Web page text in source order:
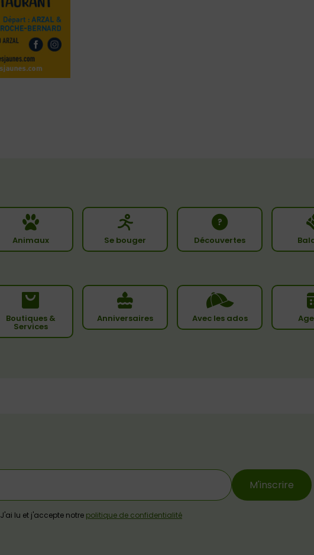
Animaux Se bouger Découvertes
Boutiques &
Services
Anniversaires Avec les ados
M'inscrire
J'ai lu et j'accepte notre politique de confidentialité